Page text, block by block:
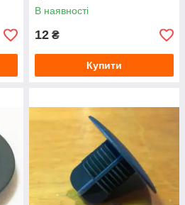
В наявності
12 ₴
Купити